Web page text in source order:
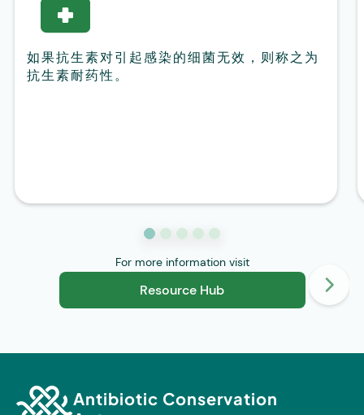
如果抗生素对引起感染的细菌无效，则称之为
抗生素耐药性。
For more information visit
Resource Hub
Antibiotic Conservation